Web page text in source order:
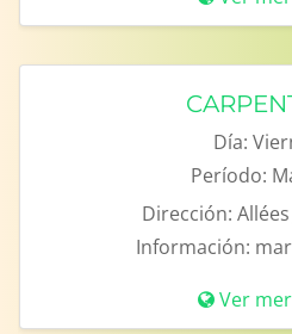
Día:
Período:
Dirección:
Información:
Ver